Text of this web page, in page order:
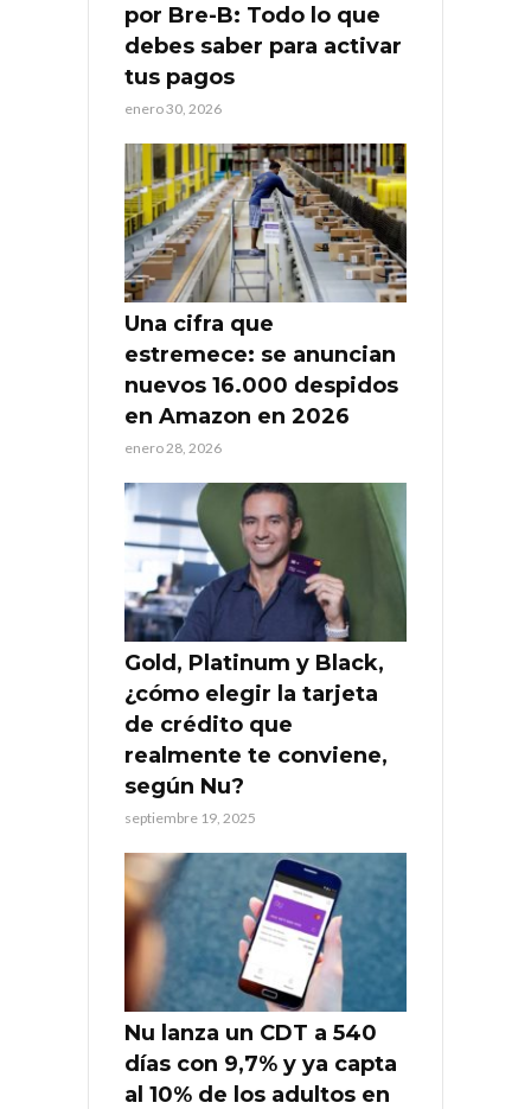
por Bre-B: Todo lo que
debes saber para activar
tus pagos
enero 30, 2026
Una cifra que
estremece: se anuncian
nuevos 16.000 despidos
en Amazon en 2026
enero 28, 2026
Gold, Platinum y Black,
¿cómo elegir la tarjeta
de crédito que
realmente te conviene,
según Nu?
septiembre 19, 2025
Nu lanza un CDT a 540
días con 9,7% y ya capta
al 10% de los adultos en